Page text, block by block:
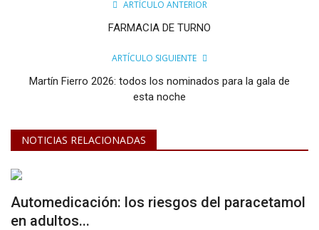
ARTÍCULO ANTERIOR
FARMACIA DE TURNO
ARTÍCULO SIGUIENTE
Martín Fierro 2026: todos los nominados para la gala de
esta noche
NOTICIAS RELACIONADAS
Automedicación: los riesgos del paracetamol
en adultos...